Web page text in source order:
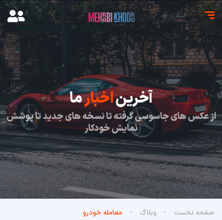
آخریناخبارما
از عکس های جاسوسی گرفته تا نسخه های جدید تا پوشش
نمایش خودکار
صفحه نخست وبلاگ معامله خودرو